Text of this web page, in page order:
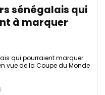
sénégalais qui
à marquer
qui pourraient marquer
vue de la Coupe du Monde